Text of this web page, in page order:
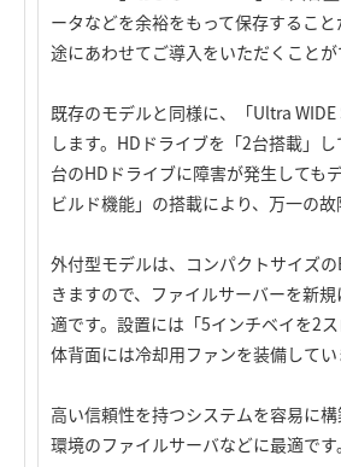
ータなどを余裕をもって保存するこ
途にあわせてご導入をいただくことが
既存のモデルと同様に、「Ultra
します。HDドライブを「2台搭載」
台のHDドライブに障害が発生しても
ビルド機能」の搭載により、万一の
外付型モデルは、コンパクトサイズ
きますので、ファイルサーバーを新
適です。設置には「5インチベイを2
体背面には冷却用ファンを装備して
高い信頼性を持つシステムを容易に
環境のファイルサーバなどに最適です。